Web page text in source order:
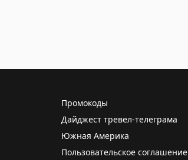
Промокоды
Дайджест тревел-телеграма
Южная Америка
Пользовательское соглашение